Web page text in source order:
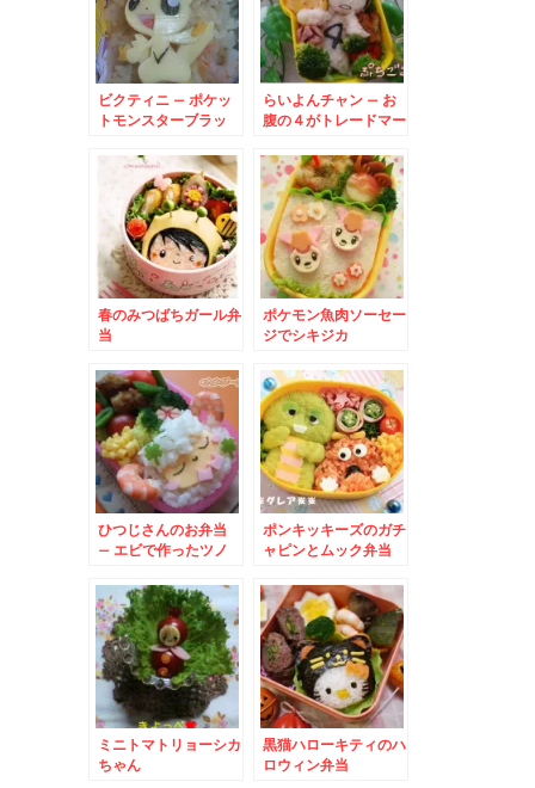
ビクティニ – ポケッ
トモンスターブラッ
利をもたらすポケモン
らいよんチャン – お
腹の４がトレードマー
マスコットキャラクタ
ー
春のみつばちガール弁
当
ポケモン魚肉ソーセー
ジでシキジカ
ひつじさんのお弁当
– エビで作ったツノ
ポンキッキーズのガチ
ャピンとムック弁当
ミニトマトリョーシカ
ちゃん
黒猫ハローキティのハ
ロウィン弁当